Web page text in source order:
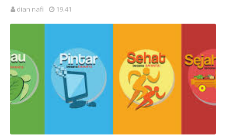
dian nafi 19.41